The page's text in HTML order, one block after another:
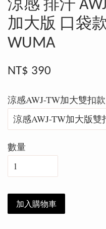
涼感 排汗
加大版 口袋
WUMA
NT$ 390
涼感AWJ-TW加大雙扣款
數量
加入購物車